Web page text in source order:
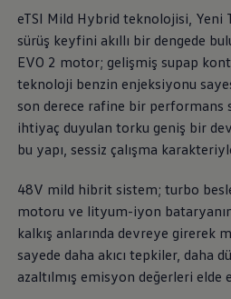
Bakım ve Onarım
Periyodik Bakım
Ekspres Servis
Check-Up Hizmeti
Gönüllü Geri
Motor Yağları
Kaporta ve Boya
Aksesuar ve Yedek Parça
Volkswagen
Volkswagen
Aracım
Garanti ve Mobilite
Bilgi ve Eğlence
e-Kullanım Kılavuzu
Volkswagenim
Klasik Modeller
eTSI Mild Hybrid teknolojisi, Yeni
sürüş keyfini akıllı bir dengede
EVO 2 motor; gelişmiş supap
teknoloji benzin enjeksiyonu
son derece rafine bir performans
ihtiyaç duyulan torku geniş bir
bu yapı, sessiz çalışma
48V mild hibrit sistem; turbo
motoru ve lityum-iyon bataryanın
kalkış anlarında devreye girerek
sayede daha akıcı tepkiler, daha
azaltılmış emisyon değerleri elde